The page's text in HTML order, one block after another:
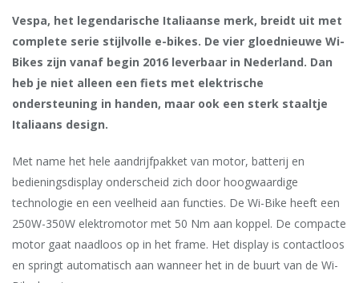
Vespa, het legendarische Italiaanse merk, breidt uit met
complete serie stijlvolle e-bikes. De vier gloednieuwe Wi-
Bikes zijn vanaf begin 2016 leverbaar in Nederland. Dan
heb je niet alleen een fiets met elektrische
ondersteuning in handen, maar ook een sterk staaltje
Italiaans design.
Met name het hele aandrijfpakket van motor, batterij en
bedieningsdisplay onderscheid zich door hoogwaardige
technologie en een veelheid aan functies. De Wi-Bike heeft een
250W-350W elektromotor met 50 Nm aan koppel. De compacte
motor gaat naadloos op in het frame. Het display is contactloos
en springt automatisch aan wanneer het in de buurt van de Wi-